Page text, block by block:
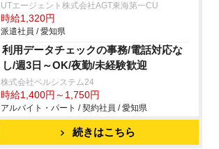
UTエージェント株式会社AGT東海第一CU
時給1,320円
派遣社員 / 愛知県
利用データチェックの事務/電話対応な
し/週3日～OK/夜勤/未経験歓迎
株式会社ベルシステム24
時給1,400円～1,750円
アルバイト・パート / 契約社員 / 愛知県
続きはこちら